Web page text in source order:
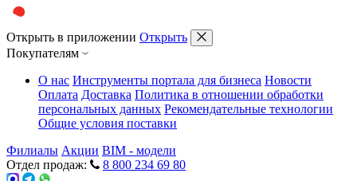
Открыть в приложении Открыть
Покупателям
О нас Инструменты портала для бизнеса Новости
Оплата Доставка Политика в отношении обработки
персональных данных Рекомендательные технологии
Общие условия поставки
Филиалы Акции BIM - модели
Отдел продаж:
8 800 234 69 80